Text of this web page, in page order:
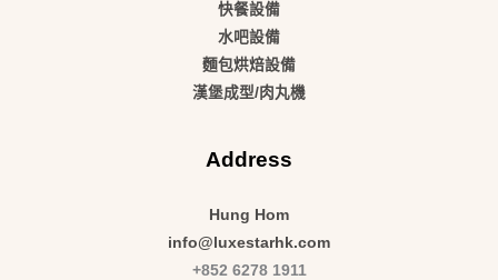
快餐設備
水吧設備
麵包烘焙設備
漢堡成型/肉丸機
Address
Hung Hom
info@luxestarhk.com
+852 6278 1911